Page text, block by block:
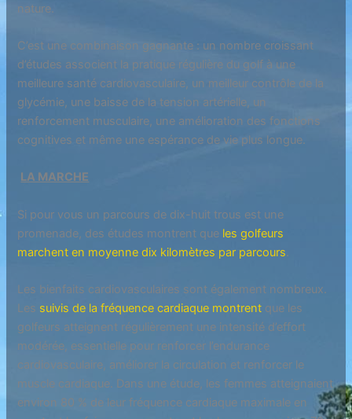
nature.
C’est une combinaison gagnante : un nombre croissant
d’études associent la pratique régulière du golf à une
meilleure santé cardiovasculaire, un meilleur contrôle de la
glycémie, une baisse de la tension artérielle, un
renforcement musculaire, une amélioration des fonctions
cognitives et même une espérance de vie plus longue.
LA MARCHE
Si pour vous un parcours de dix-huit trous est une
promenade, des études montrent que les golfeurs
marchent en moyenne dix kilomètres par parcours
Les bienfaits cardiovasculaires sont également nombreux.
Les suivis de la fréquence cardiaque montrent que les
golfeurs atteignent régulièrement une intensité d’effort
modérée, essentielle pour renforcer l’endurance
cardiovasculaire, améliorer la circulation et renforcer le
muscle cardiaque. Dans une étude, les femmes atteignaient
environ 80 % de leur fréquence cardiaque maximale en